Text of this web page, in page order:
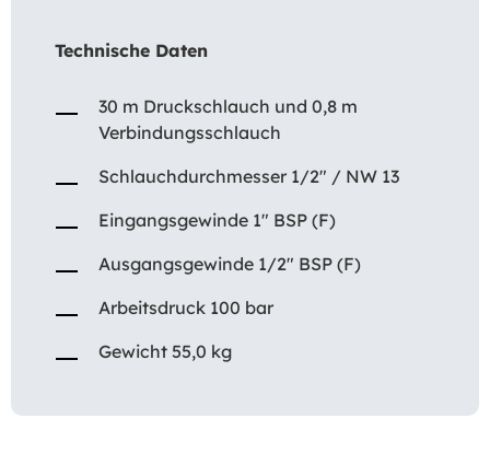
Technische Daten
30 m Druckschlauch und 0,8 m
Verbindungsschlauch
Schlauchdurchmesser 1/2″ / NW 13
Eingangsgewinde 1″ BSP (F)
Ausgangsgewinde 1/2″ BSP (F)
Arbeitsdruck 100 bar
Gewicht 55,0 kg